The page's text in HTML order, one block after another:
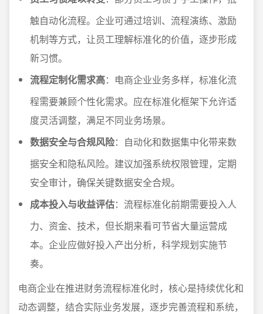
触自动化流程。企业可通过培训、流程演练、激励
机制等方式，让员工理解标准化的价值，逐步形成
新习惯。
流程定制化需求高：电商企业业务多样，标准化流
程需要兼顾个性化需求。应在标准化框架下允许适
度灵活调整，满足不同业务场景。
数据安全与合规风险：自动化和数据集中化带来数
据安全和隐私风险。建议加强系统权限管理，定期
安全审计，确保关键数据安全合规。
成本投入与收益评估：流程标准化前期需要投入人
力、资金、技术，但长期来看可节省大量运营成
本。企业应做好投入产出分析，科学规划实施节
奏。
电商企业在推进财务流程标准化时，核心是持续优化和
动态调整，结合实际业务发展，逐步完善流程和系统，